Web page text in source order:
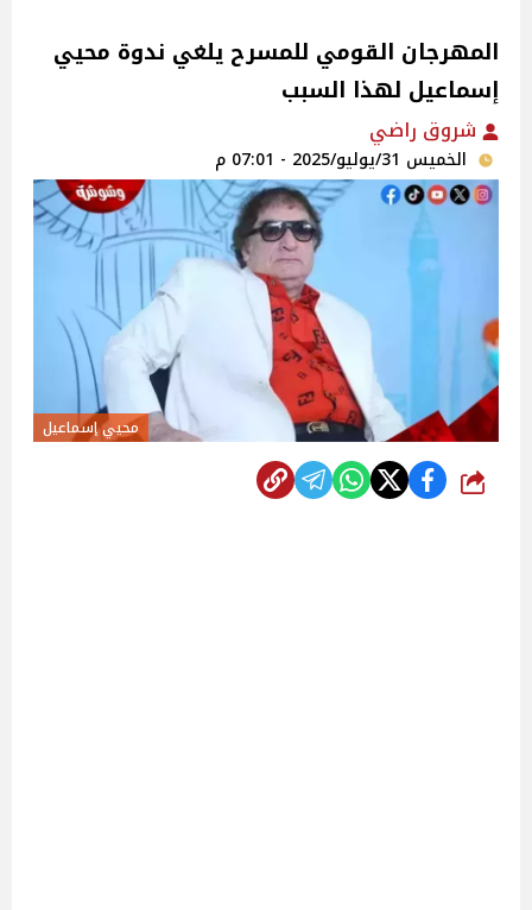
المهرجان القومي للمسرح يلغي ندوة محيي
إسماعيل لهذا السبب
شروق راضي
الخميس 31/يوليو/2025 - 07:01 م
محيي إسماعيل
شارك